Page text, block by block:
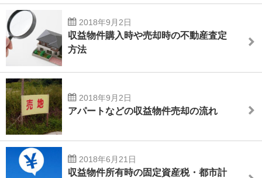
2018年9月2日
収益物件購入時や売却時の不動産査定
方法
2018年9月2日
アパートなどの収益物件売却の流れ
2018年6月21日
収益物件所有時の固定資産税・都市計